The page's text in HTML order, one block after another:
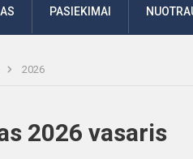
PASIEKIMAI
2026
2026 vasaris